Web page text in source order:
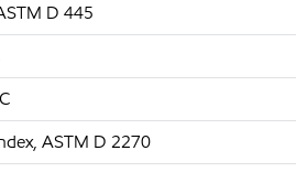
D 445
ASTM D 2270